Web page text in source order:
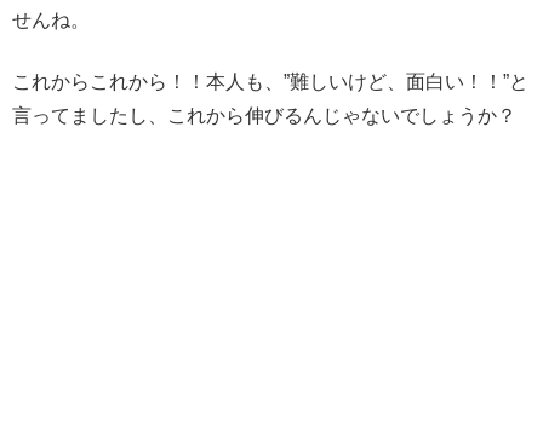
せんね。
これからこれから！！本人も、 ”難しいけど、面白い！！”と
言ってましたし、これから伸びるんじゃないでしょうか？